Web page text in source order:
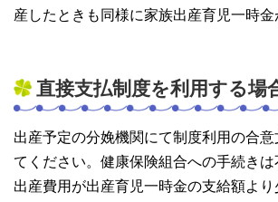
産したときも同様に家族出産育児一時
直接支払制度を利用する場
出産予定の分娩機関にて制度利用の合
てください。健康保険組合への手続きは
出産費用が出産育児一時金の支給額よ